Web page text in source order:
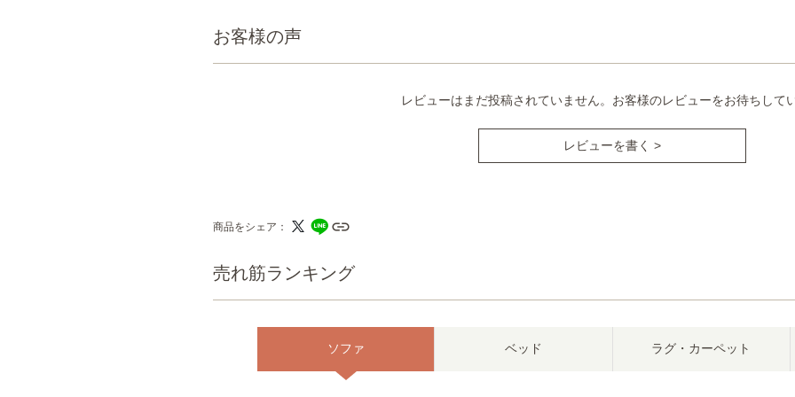
売れ筋ランキング
ソファ ベッド ラグ・カーペット
お客様の声
レビューはまだ投稿されていません。お客様のレビューをお待ちして
レビューを書く >
商品をシェア